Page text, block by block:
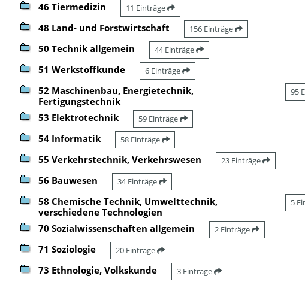
46 Tiermedizin 11 Einträge
48 Land- und Forstwirtschaft 156 Einträge
50 Technik allgemein 44 Einträge
51 Werkstoffkunde 6 Einträge
52 Maschinenbau, Energietechnik,
Fertigungstechnik
95
53 Elektrotechnik 59 Einträge
54 Informatik 58 Einträge
55 Verkehrstechnik, Verkehrswesen 23 Einträge
56 Bauwesen 34 Einträge
58 Chemische Technik, Umwelttechnik,
verschiedene Technologien
5
70 Sozialwissenschaften allgemein 2 Einträge
71 Soziologie 20 Einträge
73 Ethnologie, Volkskunde 3 Einträge